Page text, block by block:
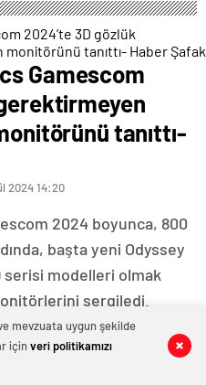
Gamescom
tanıttı-
2024 14:20
2024 boyunca, 800
başta yeni Odyssey
serisi modelleri olmak
sergiledi.
Gamescom
ve oyun içeriği
fazla katılımcıya ev
mevzuata uygun şekilde
içinveri politikamızı